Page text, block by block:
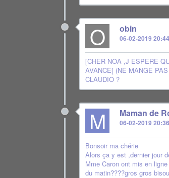
O obin
06-02-2019
[CHER NOA ,J ESPERE
AVANCE[ (NE MANGE
CLAUDIO ?
M Maman de
06-02-2019
Bonsoir ma chérie
Alors ça y est ,dernier jour
Mme Caron ont mis en
du matin????gros gros